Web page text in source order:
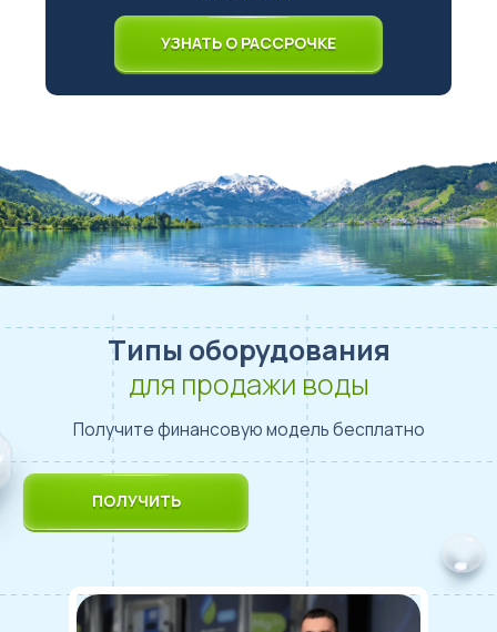
УЗНАТЬ О РАССРОЧКЕ
Типы оборудования
для продажи воды
Получите финансовую модель бесплатно
ПОЛУЧИТЬ